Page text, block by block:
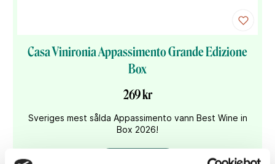
Casa Vinironia Appassimento Grande Edizione
Box
269 kr
Sveriges mest sålda Appassimento vann Best Wine in
Box 2026!